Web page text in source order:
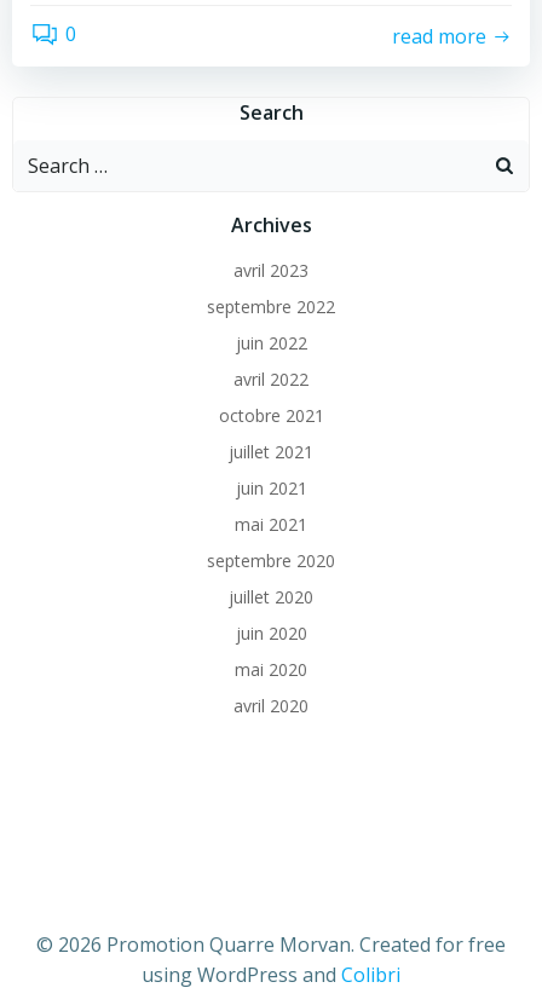
0 read more
Search
Archives
avril 2023
septembre 2022
juin 2022
avril 2022
octobre 2021
juillet 2021
juin 2021
mai 2021
septembre 2020
juillet 2020
juin 2020
mai 2020
avril 2020
© 2026 Promotion Quarre Morvan. Created for free
using WordPress and Colibri